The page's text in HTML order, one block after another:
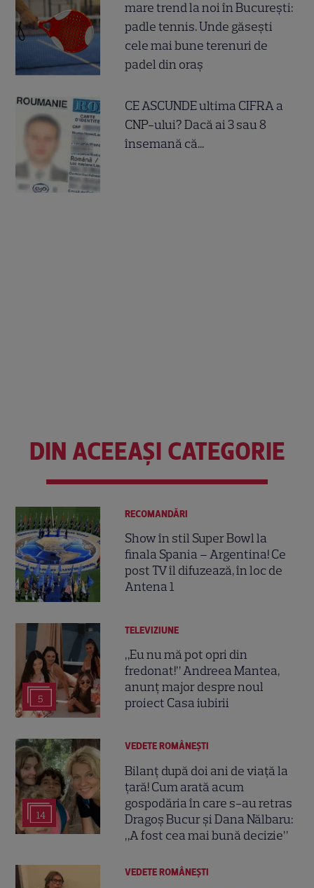
mare trend la noi în București:
padle tennis. Unde găsești
cele mai bune terenuri de
padel din oraș
CE ASCUNDE ultima CIFRA a
CNP-ului? Dacă ai 3 sau 8
însemană că...
DIN ACEEAȘI CATEGORIE
RECOMANDĂRI
Show în stil Super Bowl la
finala Spania – Argentina! Ce
post TV îl difuzează, în loc de
Antena 1
5
TELEVIZIUNE
„Eu nu mă pot opri din
fredonat!” Andreea Mantea,
anunț major despre noul
proiect Casa iubirii
14
VEDETE ROMÂNEŞTI
Bilanț după doi ani de viață la
țară! Cum arată acum
gospodăria în care s-au retras
Dragoș Bucur și Dana Nălbaru:
„A fost cea mai bună decizie”
VEDETE ROMÂNEŞTI